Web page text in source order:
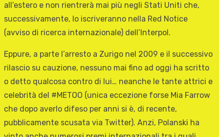
all’estero e non rientrerà mai più negli Stati Uniti che,
successivamente, lo iscriveranno nella Red Notice
(avviso di ricerca internazionale) dell’Interpol.
Eppure, a parte l’arresto a Zurigo nel 2009 e il successivo
rilascio su cauzione, nessuno mai fino ad oggi ha scritto
o detto qualcosa contro di lui… neanche le tante attrici e
celebrità del #METOO (unica eccezione forse Mia Farrow
che dopo averlo difeso per anni si è, di recente,
pubblicamente scusata via Twitter). Anzi, Polanski ha